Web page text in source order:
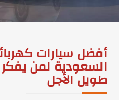
أفضل سيارات
السعودية لمن يفكر
طويل الأجل